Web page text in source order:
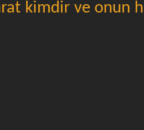
kimdir ve onun